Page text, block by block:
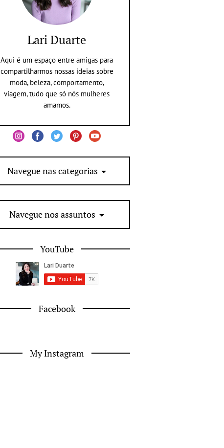
Lari Duarte
Aqui é um espaço entre amigas para
compartilharmos nossas ideias sobre
moda, beleza, comportamento,
viagem, tudo que só nós mulheres
amamos.
Navegue nas categorias
Navegue nos assuntos
YouTube
Facebook
My Instagram